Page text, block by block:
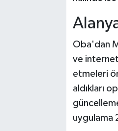
Oba'dan
ve
etmeleri
aldıkları
uygulama